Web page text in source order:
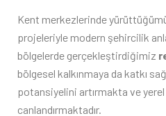
Kent merkezlerinde
projeleriyle modern şehircilik
bölgelerde gerçekleştirdiğimiz
bölgesel kalkınmaya da katkı
potansiyelini artırmakta ve
canlandırmaktadır.